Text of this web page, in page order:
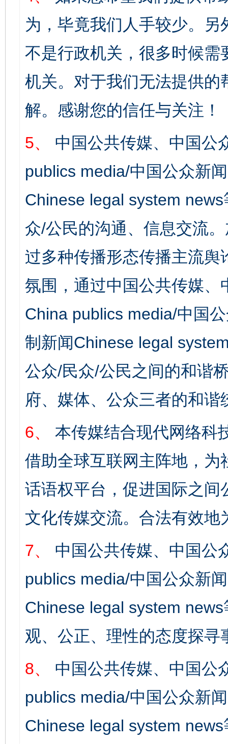
为，毕竟我们人手较少。
不是行政机关，很多时候
机关。对于我们无法提供
解。感谢您的信任与关注！
5、
中国公共传媒、中国公
publics media/中国公众新
Chinese legal system
众/公民的沟通、信息交流
过多种传播形态传播主流
氛围，通过中国公共传媒
China publics media/中国
制新闻Chinese legal
公众/民众/公民之间的和谐
府、媒体、公众三者的和谐
6、
本传媒结合现代网络科
借助全球互联网主阵地，
话语权平台，促进国际之
文化传媒交流。合法有效地
7、
中国公共传媒、中国公
publics media/中国公众新
Chinese legal system
观、公正、理性的态度探寻
8、
中国公共传媒、中国公
publics media/中国公众新
Chinese legal system